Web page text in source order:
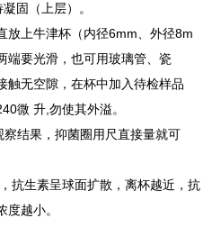
固（上层）。
放上牛津杯（内径6mm、外径8m
端要光滑，也可用玻璃管、瓷
触无空隙，在杯中加入待检样品
微 升,勿使其外溢。
结果，抑菌圈用尺直接量就可
抗生素呈球面扩散，离杯越近，抗
越小。